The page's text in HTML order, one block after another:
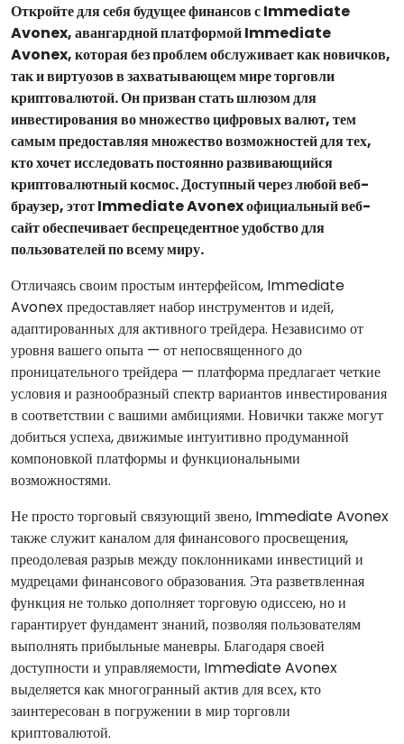
Откройте для себя будущее финансов с Immediate
Avonex, авангардной платформой Immediate
Avonex, которая без проблем обслуживает как новичков,
так и виртуозов в захватывающем мире торговли
криптовалютой. Он призван стать шлюзом для
инвестирования во множество цифровых валют, тем
самым предоставляя множество возможностей для тех,
кто хочет исследовать постоянно развивающийся
криптовалютный космос. Доступный через любой веб-
браузер, этот Immediate Avonex официальный веб-
сайт обеспечивает беспрецедентное удобство для
пользователей по всему миру.
Отличаясь своим простым интерфейсом, Immediate
Avonex предоставляет набор инструментов и идей,
адаптированных для активного трейдера. Независимо от
уровня вашего опыта — от непосвященного до
проницательного трейдера — платформа предлагает четкие
условия и разнообразный спектр вариантов инвестирования
в соответствии с вашими амбициями. Новички также могут
добиться успеха, движимые интуитивно продуманной
компоновкой платформы и функциональными
возможностями.
Не просто торговый связующий звено, Immediate Avonex
также служит каналом для финансового просвещения,
преодолевая разрыв между поклонниками инвестиций и
мудрецами финансового образования. Эта разветвленная
функция не только дополняет торговую одиссею, но и
гарантирует фундамент знаний, позволяя пользователям
выполнять прибыльные маневры. Благодаря своей
доступности и управляемости, Immediate Avonex
выделяется как многогранный актив для всех, кто
заинтересован в погружении в мир торговли
криптовалютой.